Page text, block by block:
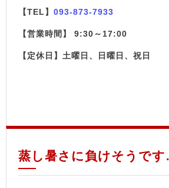
【TEL】 093-873-7933
【営業時間】 9:30～17:00
【定休日】土曜日、日曜日、祝日
蒸し暑さに負けそうで